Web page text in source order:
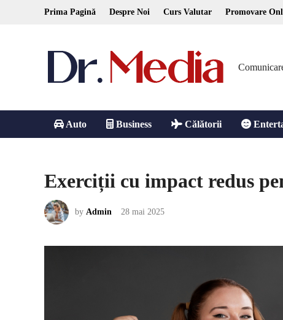
Prima Pagină Despre Noi Curs Valutar Promovare
Auto Business Călătorii
Exerciții cu impact redus
by Admin 28 mai 2025